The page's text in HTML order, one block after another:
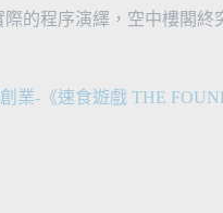
的程序演繹，空中樓閣
業-《速食遊戲 THE